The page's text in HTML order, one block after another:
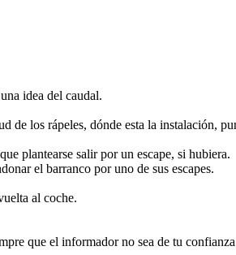
idea del caudal.
los rápeles, dónde esta la instalación,
plantearse salir por un escape, si hubiera.
el barranco por uno de sus escapes.
al coche.
que el informador no sea de tu